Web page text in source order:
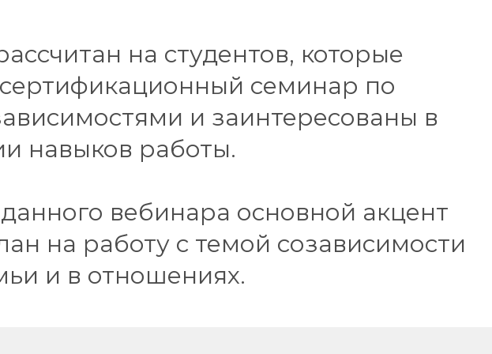
на студентов, которые
семинар по
и заинтересованы в
навыков работы.
вебинара основной акцент
на работу с темой созависимости
и в отношениях.